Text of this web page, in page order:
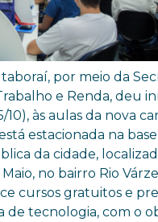
por meio da
e Renda, deu
10), às aulas da nova
estacionada na
da cidade,
no bairro Rio
cursos gratuitos e
de tecnologia, com o